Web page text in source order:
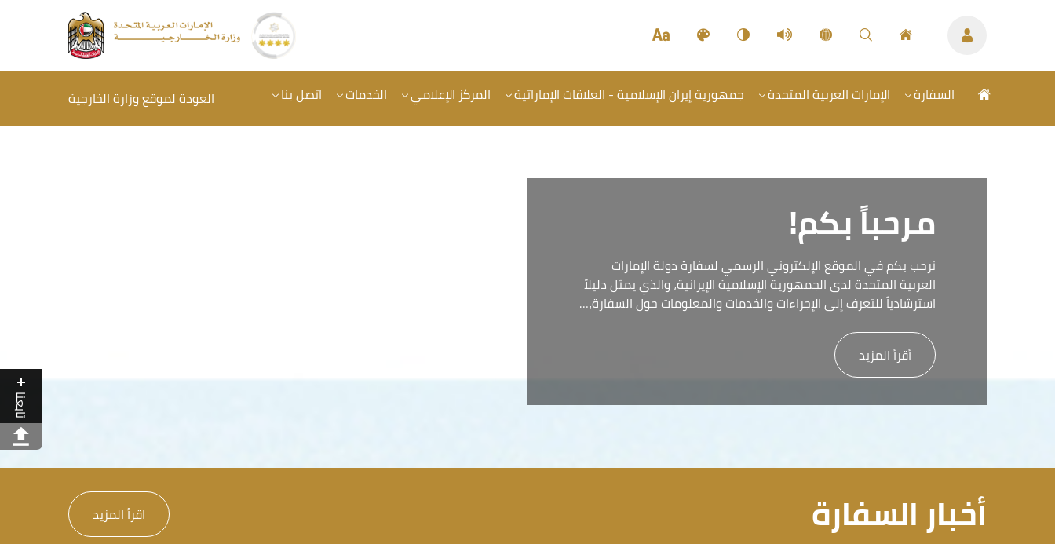
تابعنا
السفارة الإمارات العربية المتحدة جمهورية إيران الإسلامية - العلاقات الإماراتية المركز الإعلامي الخدمات اتصل بنا العودة لموقع وزارة الخارجية
مرحباً بكم!
نرحب بكم في الموقع الإلكتروني الرسمي لسفارة دولة الإمارات
العربية المتحدة لدى الجمهورية الإسلامية الإيرانية، والذي يمثل دليلاً
استرشادياً للتعرف إلى الإجراءات والخدمات والمعلومات حول السفارة،…
أقرأ المزيد
أخبار السفارة اقرأ المزيد